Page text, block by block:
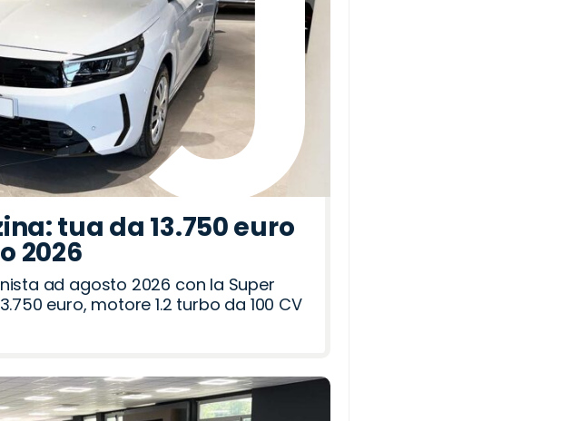
tua da 13.750 euro
2026
ad agosto 2026 con la Super
euro, motore 1.2 turbo da 100 CV